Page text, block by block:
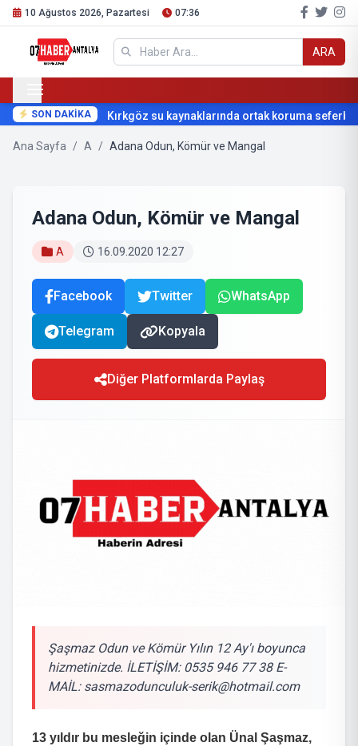
10 Ağustos 2026, Pazartesi 07:36
ARA
SON DAKİKA Kırkgöz su kaynaklarında ortak koruma
Ana Sayfa / A / Adana Odun, Kömür ve Mangal
Adana Odun, Kömür ve Mangal
A 16.09.2020 12:27
Facebook Twitter WhatsApp
Telegram Kopyala
Diğer Platformlarda Paylaş
Şaşmaz Odun ve Kömür Yılın 12 Ay'ı boyunca
hizmetinizde. İLETİŞİM: 0535 946 77 38 E-
MAİL: sasmazodunculuk-serik@hotmail.com
13 yıldır bu mesleğin içinde olan Ünal Şaşmaz,